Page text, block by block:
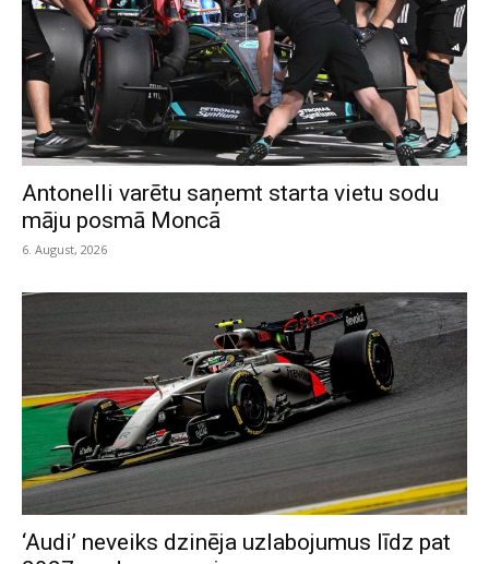
Antonelli varētu saņemt starta vietu sodu
māju posmā Moncā
6. August, 2026
‘Audi’ neveiks dzinēja uzlabojumus līdz pat